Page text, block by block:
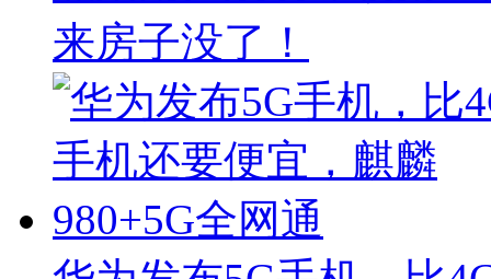
来房子没了！